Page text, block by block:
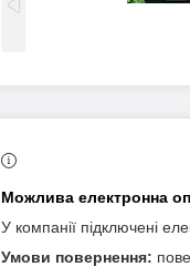
У компанії підключені